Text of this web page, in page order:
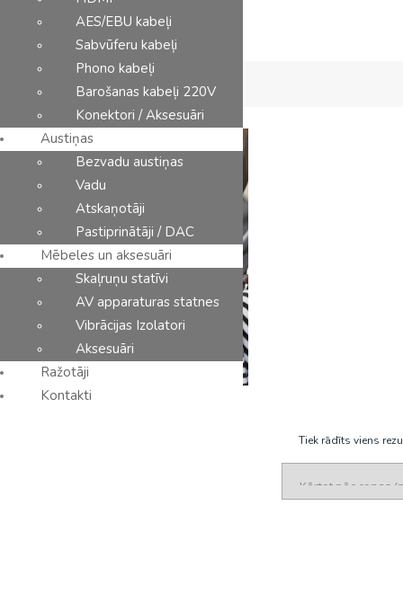
Tiek rādīts viens
Uncategorized @lv
Banner
AES/EBU kabeļi
Sabvūferu kabeļi
Phono kabeļi
Barošanas kabeļi 220V
Konektori / Aksesuāri
Austiņas
Bezvadu austiņas
Vadu
Atskaņotāji
Pastiprinātāji / DAC
Mēbeles un aksesuāri
Skaļruņu statīvi
AV apparaturas statnes
Vibrācijas Izolatori
Aksesuāri
Ražotāji
Kontakti